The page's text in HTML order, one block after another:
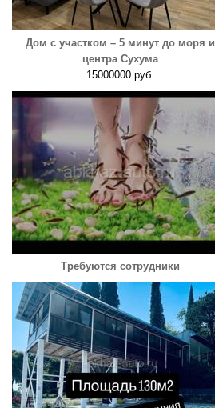
Дом с участком – 5 минут до моря и
центра Сухума
15000000 руб.
Требуются сотрудники